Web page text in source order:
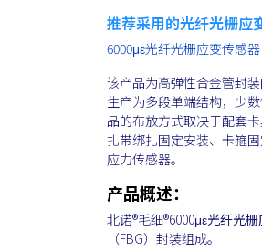
推荐采用的光纤光栅应
6000με光纤光栅应变传感
该产品为高弹性合金管封
生产为多段单端结构，少
品的布放方式取决于配套
扎带绑扎固定安装、卡箍
应力传感器。
产品概述：
北诺®毛细®6000με光纤光
（FBG）封装组成。